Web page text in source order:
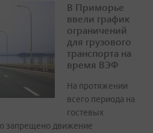
В Приморье
ввели график
ограничений
для грузового
транспорта на
время ВЭФ
На протяжении
всего периода на
гостевых
запрещено движение